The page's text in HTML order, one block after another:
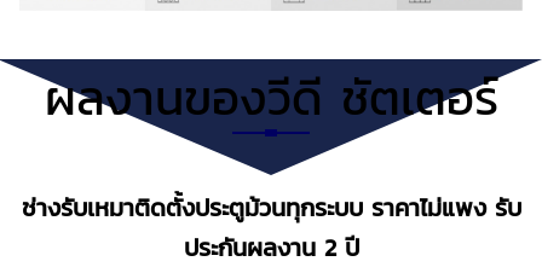
ผลงานของวีดี ชัตเตอร์
ช่างรับเหมาติดตั้งประตูม้วนทุกระบบ ราคาไม่แพง รับ
ประกันผลงาน 2 ปี